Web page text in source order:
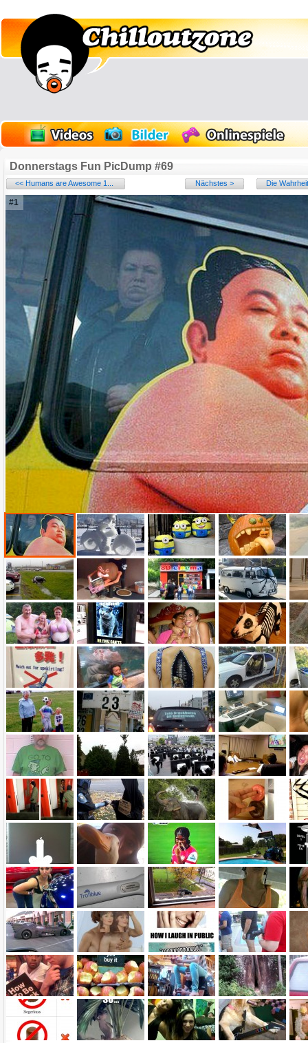
Donnerstags Fun PicDump #69
<< Humans are Awesome 1... Nächstes > Die
#1